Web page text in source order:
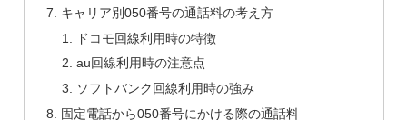
キャリア別050番号の通話料の考え方
ドコモ回線利用時の特徴
au回線利用時の注意点
ソフトバンク回線利用時の強み
固定電話から050番号にかける際の通話料